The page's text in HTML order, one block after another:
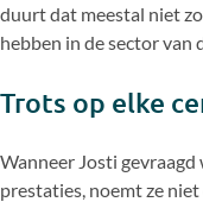
duurt dat meestal niet
hebben in de sector van
Trots op elke
Wanneer Josti
prestaties, noemt ze